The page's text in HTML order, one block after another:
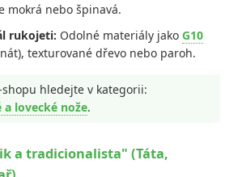
mokrá nebo špinavá.
rukojeti: Odolné materiály jako G10
texturované dřevo nebo paroh.
shopu hledejte v kategorii:
lovecké nože.
a tradicionalista" (Táta,